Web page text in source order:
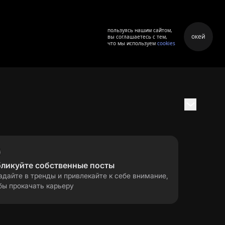
собственные посты
в тренды и привлекайте к себе внимание,
прокачать карьеру
пользуясь нашим сайтом,
вы соглашаетесь с тем,
что мы используем cookies
окей